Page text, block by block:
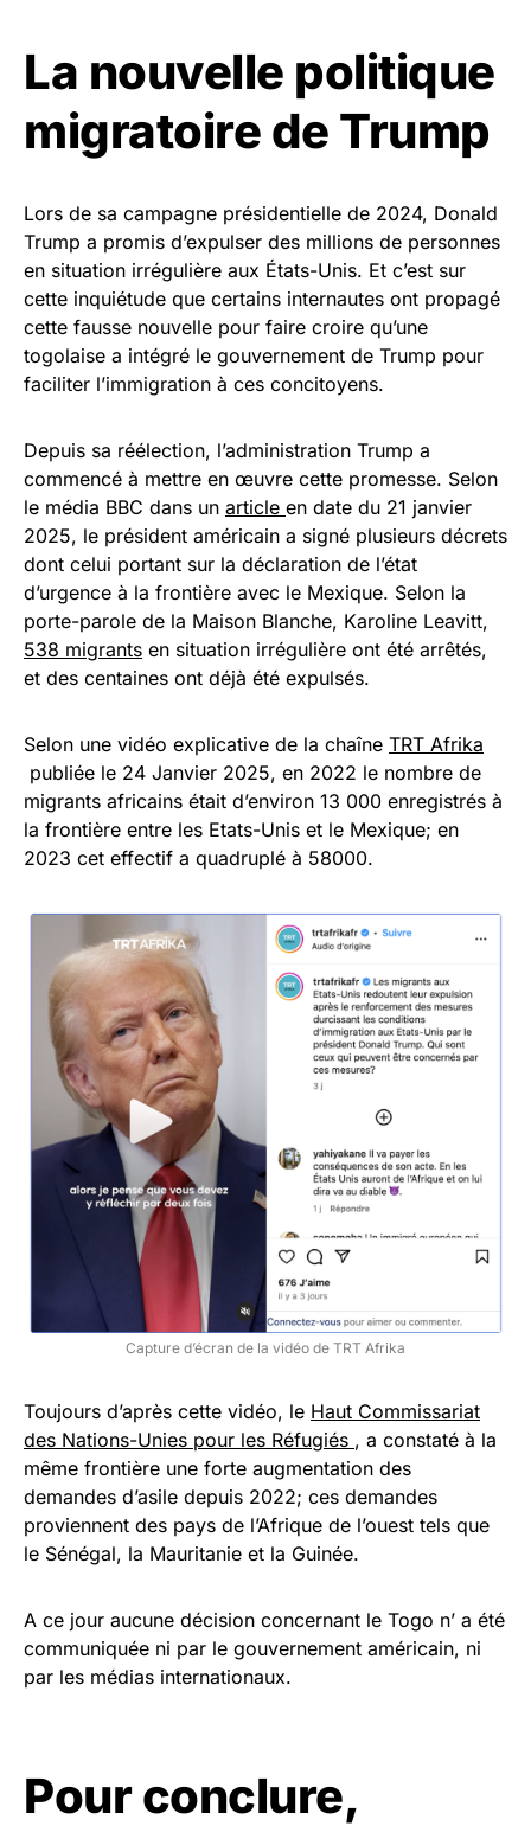
La nouvelle politique
migratoire de Trump
Lors de sa campagne présidentielle de 2024, Donald
Trump a promis d’expulser des millions de personnes
en situation irrégulière aux États-Unis. Et c’est sur
cette inquiétude que certains internautes ont propagé
cette fausse nouvelle pour faire croire qu’une
togolaise a intégré le gouvernement de Trump pour
faciliter l’immigration à ces concitoyens.
Depuis sa réélection, l’administration Trump a
commencé à mettre en œuvre cette promesse. Selon
le média BBC dans un article en date du 21 janvier
2025, le président américain a signé plusieurs décrets
dont celui portant sur la déclaration de l’état
d’urgence à la frontière avec le Mexique. Selon la
porte-parole de la Maison Blanche, Karoline Leavitt,
538 migrants en situation irrégulière ont été arrêtés,
et des centaines ont déjà été expulsés.
Selon une vidéo explicative de la chaîne TRT Afrika
publiée le 24 Janvier 2025, en 2022 le nombre de
migrants africains était d’environ 13 000 enregistrés à
la frontière entre les Etats-Unis et le Mexique; en
2023 cet effectif a quadruplé à 58000.
Capture d’écran de la vidéo de TRT Afrika
Toujours d’après cette vidéo, le Haut Commissariat
des Nations-Unies pour les Réfugiés , a constaté à la
même frontière une forte augmentation des
demandes d’asile depuis 2022; ces demandes
proviennent des pays de l’Afrique de l’ouest tels que
le Sénégal, la Mauritanie et la Guinée.
A ce jour aucune décision concernant le Togo n’ a été
communiquée ni par le gouvernement américain, ni
par les médias internationaux.
Pour conclure,